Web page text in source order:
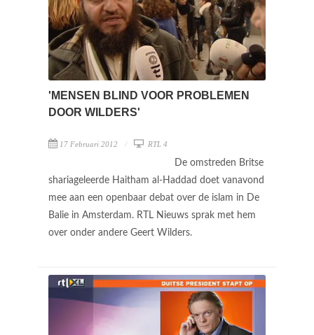
'MENSEN BLIND VOOR PROBLEMEN
DOOR WILDERS'
17 Februari 2012 RTL 4
De omstreden Britse
shariageleerde Haitham al-Haddad doet vanavond
mee aan een openbaar debat over de islam in De
Balie in Amsterdam. RTL Nieuws sprak met hem
over onder andere Geert Wilders.